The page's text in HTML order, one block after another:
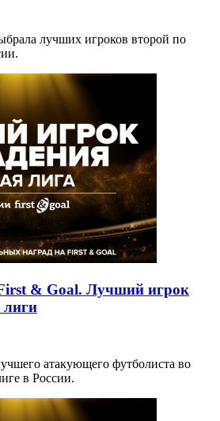
лучших игроков второй по
& Goal. Лучший игрок
лиги
атакующего футболиста во
в России.